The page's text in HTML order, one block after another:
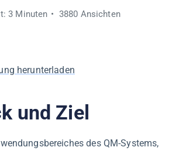
3 Minuten
3880 Ansichten
herunterladen
und Ziel
des QM-Systems,